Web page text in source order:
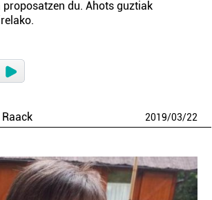
proposatzen du. Ahots guztiak
2019/03/22